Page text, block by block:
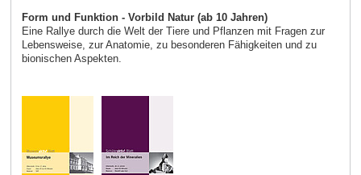
Form und Funktion - Vorbild Natur (ab 10 Jahren)
Eine Rallye durch die Welt der Tiere und Pflanzen mit Fragen zur
Lebensweise, zur Anatomie, zu besonderen Fähigkeiten und zu
bionischen Aspekten.